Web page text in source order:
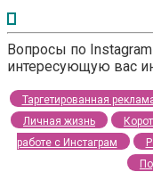
Вопросы по
интересующую вас
Таргетированная
Личная жизнь
работе с Инстаграм